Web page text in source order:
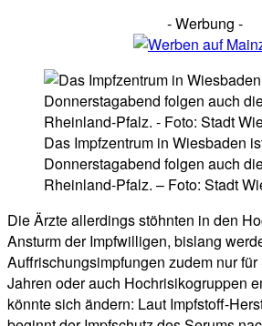
- Werbung -
Das Impfzentrum in Wiesbaden
Donnerstagabend folgen auch
Rheinland-Pfalz. – Foto: Stadt
Die Ärzte allerdings stöhnten in den
Ansturm der Impfwilligen, bislang
Auffrischungsimpfungen zudem nur
Jahren oder auch Hochrisikogruppen
könnte sich ändern: Laut Impfstoff-